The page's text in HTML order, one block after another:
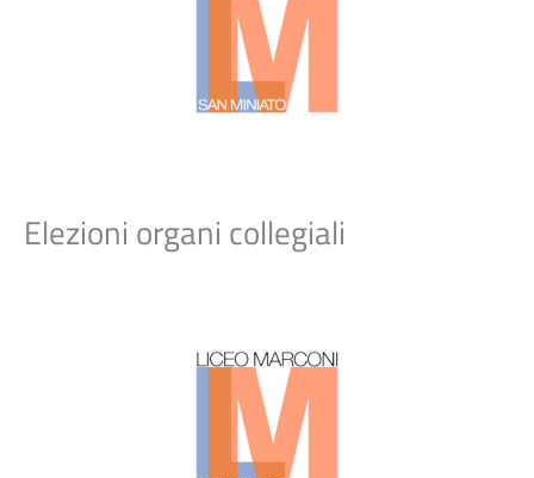
Elezioni organi collegiali